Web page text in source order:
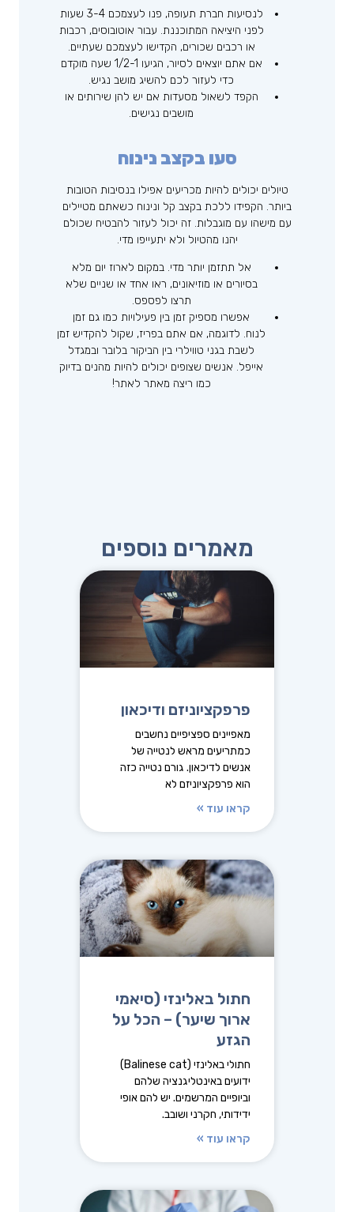
לנסיעות חברת תעופה, פנו לעצמכם 3-4 שעות
לפני היציאה המתוכננת. עבור אוטובוסים, רכבות
או רכבים שכורים, הקדישו לעצמכם שעתיים.
אם אתם יוצאים לסיור, הגיעו 1/2-1 שעה מוקדם
כדי לעזור לכם להשיג מושב נגיש.
הקפד לשאול מסעדות אם יש להן שירותים או
מושבים נגישים.
סעו בקצב נינוח
טיולים יכולים להיות מכריעים אפילו בנסיבות הטובות
ביותר. הקפידו ללכת בקצב קל ונינוח כשאתם מטיילים
עם מישהו עם מוגבלות. זה יכול לעזור להבטיח שכולם
יהנו מהטיול ולא יתעייפו מדי.
אל תתזמן יותר מדי. במקום לארוז יום מלא
בסיורים או מוזיאונים, ראו אחד או שניים שלא
תרצו לפספס.
אפשרו מספיק זמן בין פעילויות כמו גם זמן
לנוח. לדוגמה, אם אתם בפריז, שקול להקדיש זמן
לשבת בגני טווילרי בין הביקור בלובר ובמגדל
אייפל. אנשים שצופים יכולים להיות מהנים בדיוק
כמו ריצה מאתר לאתר!
מאמרים נוספים
פרפקציוניזם ודיכאון
מאפיינים ספציפיים נחשבים
כמתריעים מראש לנטייה של
אנשים לדיכאון. גורם נטייה כזה
הוא פרפקציוניזם לא
קראו עוד »
חתול באלינזי (סיאמי
ארוך שיער) – הכל על
הגזע
חתולי באלינזי (Balinese cat)
ידועים באינטליגנציה שלהם
וביופיים המרשמים. יש להם אופי
ידידותי, חקרני ושובב.
קראו עוד »